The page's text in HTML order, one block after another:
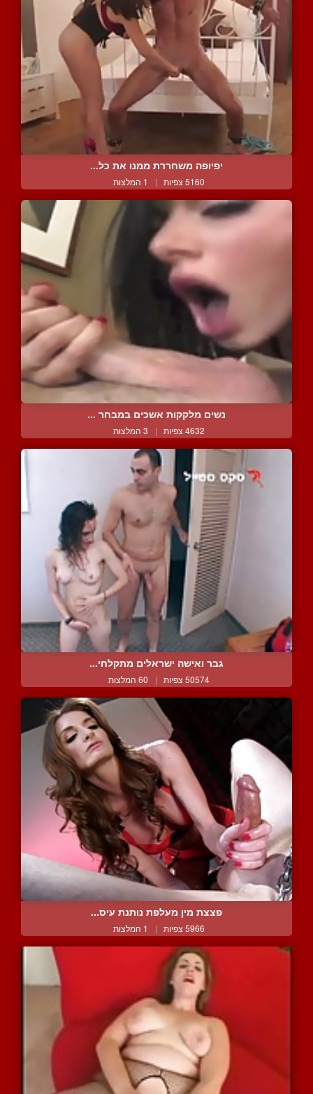
יפיופה משחררת ממנו את כל...
5160 צפיות | 1 המלצות
נשים מלקקות אשכים במבחר ...
4632 צפיות | 3 המלצות
גבר ואישה ישראלים מתקלחי...
50574 צפיות | 60 המלצות
פצצת מין מעלפת נותנת עיס...
5966 צפיות | 1 המלצות